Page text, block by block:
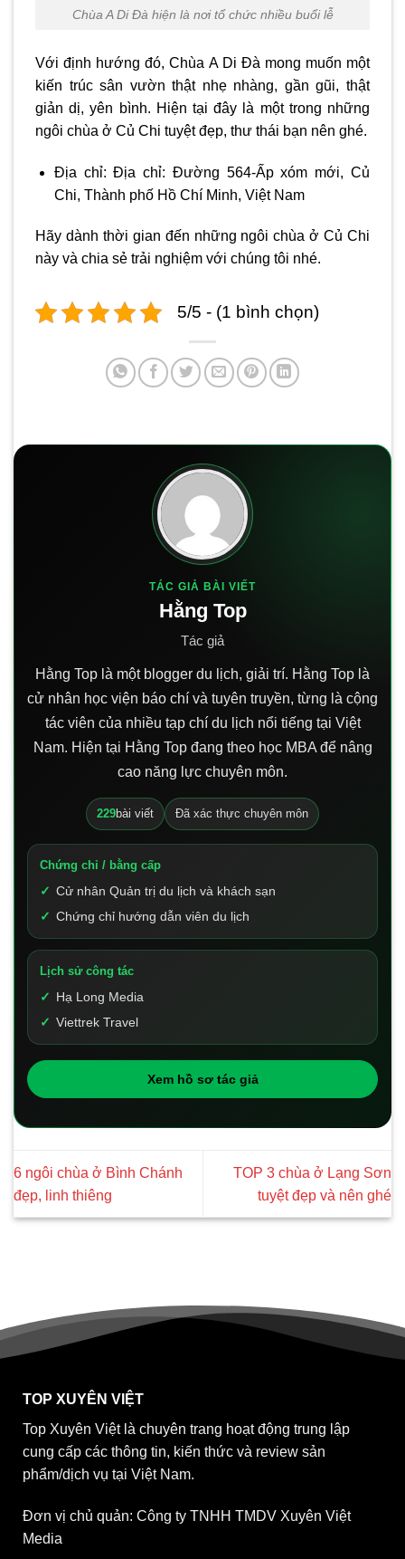
Chùa A Di Đà hiện là nơi tổ chức nhiều buổi lễ
Với định hướng đó, Chùa A Di Đà mong muốn một
kiến trúc sân vườn thật nhẹ nhàng, gần gũi, thật
giản dị, yên bình. Hiện tại đây là một trong những
ngôi chùa ở Củ Chi tuyệt đẹp, thư thái bạn nên ghé.
Địa chỉ: Địa chỉ: Đường 564-Ấp xóm mới, Củ
Chi, Thành phố Hồ Chí Minh, Việt Nam
Hãy dành thời gian đến những ngôi chùa ở Củ Chi
này và chia sẻ trải nghiệm với chúng tôi nhé.
5/5 - (1 bình chọn)
TÁC GIẢ BÀI VIẾT
Hằng Top
Tác giả
Hằng Top là một blogger du lịch, giải trí. Hằng Top là
cử nhân học viện báo chí và tuyên truyền, từng là cộng
tác viên của nhiều tạp chí du lịch nổi tiếng tại Việt
Nam. Hiện tại Hằng Top đang theo học MBA để nâng
cao năng lực chuyên môn.
229bài viết Đã xác thực chuyên môn
Chứng chỉ / bằng cấp
Cử nhân Quản trị du lịch và khách sạn
Chứng chỉ hướng dẫn viên du lịch
Lịch sử công tác
Hạ Long Media
Viettrek Travel
Xem hồ sơ tác giả
6 ngôi chùa ở Bình Chánh
đẹp, linh thiêng
TOP 3 chùa ở Lạng Sơn
tuyệt đẹp và nên ghé
TOP XUYÊN VIỆT
Top Xuyên Việt là chuyên trang hoạt động trung lập
cung cấp các thông tin, kiến thức và review sản
phẩm/dịch vụ tại Việt Nam.
Đơn vị chủ quản: Công ty TNHH TMDV Xuyên Việt
Media